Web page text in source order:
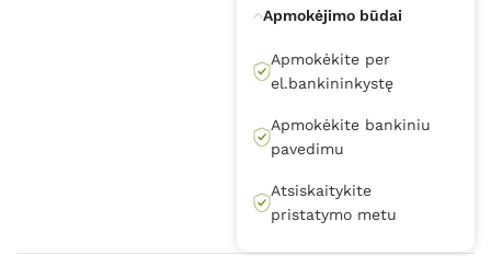
Apmokėjimo būdai
Apmokėkite per
el.bankininkystę
Apmokėkite bankiniu
pavedimu
Atsiskaitykite
pristatymo metu